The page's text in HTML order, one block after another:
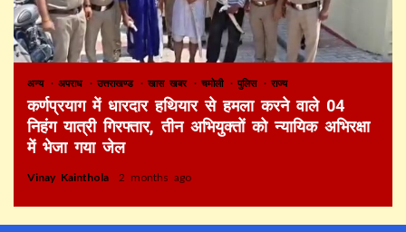
अन्य अपराध उत्तराखण्ड खास खबर चमोली पुलिस राज्य
कर्णप्रयाग में धारदार हथियार से हमला करने वाले 04
निहंग यात्री गिरफ्तार, तीन अभियुक्तों को न्यायिक अभिरक्षा
में भेजा गया जेल
Vinay Kainthola 2 months ago